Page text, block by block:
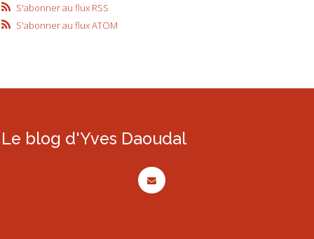
S'abonner au flux RSS
S'abonner au flux ATOM
Le blog d'Yves Daoudal